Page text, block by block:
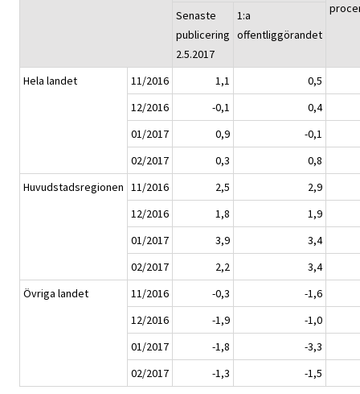
Senaste
publicering
2.5.2017
1:a
offentliggörandet
Hela landet 11/2016 1,1
0,5
12/2016
-0,1
0,4
01/2017
0,9
-0,1
02/2017
0,3
0,8
Huvudstadsregionen 11/2016 2,5
2,9
12/2016
1,8
1,9
01/2017
3,9
3,4
02/2017
2,2
3,4
Övriga landet
11/2016 -0,3
-1,6
12/2016
-1,9
-1,0
01/2017
-1,8
-3,3
02/2017
-1,3 -1,5